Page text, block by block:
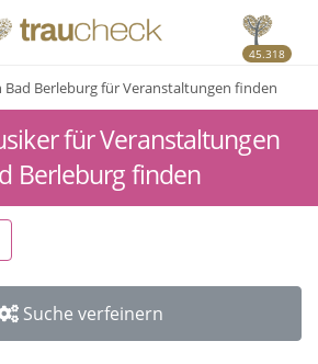
45.318
Bad Berleburg für Veranstaltungen finden
für Veranstaltungen
Berleburg finden
Suche verfeinern